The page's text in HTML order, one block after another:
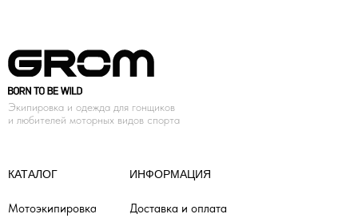
КАТАЛОГ
Мотоэкипировка
ИНФОРМАЦИЯ
Доставка и оплата
Экипировка и одежда для гонщиков
и любителей моторных видов спорта